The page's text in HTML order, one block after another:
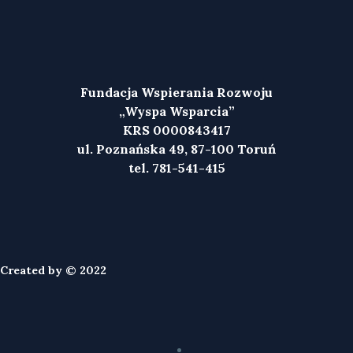
Fundacja Wspierania Rozwoju
„Wyspa Wsparcia”
KRS 0000843417
ul. Poznańska 49, 87-100 Toruń
tel. 781-541-415
Created by © 2022